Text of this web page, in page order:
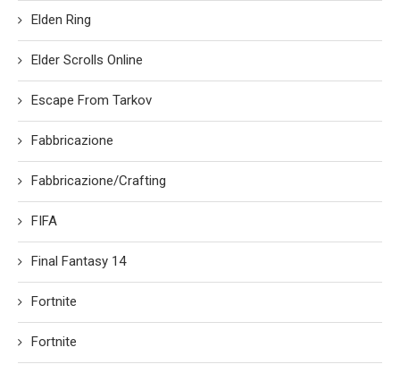
Elden Ring
Elder Scrolls Online
Escape From Tarkov
Fabbricazione
Fabbricazione/Crafting
FIFA
Final Fantasy 14
Fortnite
Fortnite